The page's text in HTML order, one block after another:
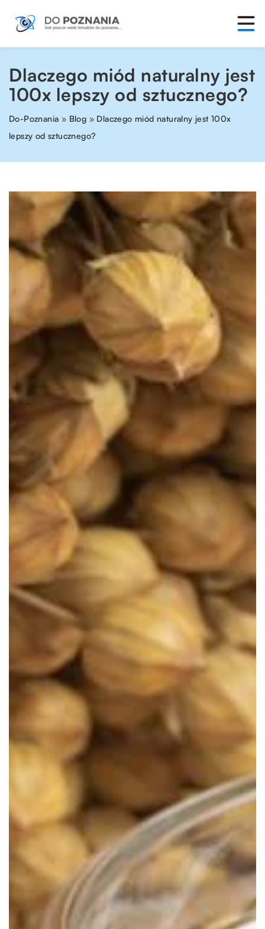
Dlaczego miód naturalny jest
100x lepszy od sztucznego?
Do-Poznania » Blog » Dlaczego miód naturalny jest 100x
lepszy od sztucznego?